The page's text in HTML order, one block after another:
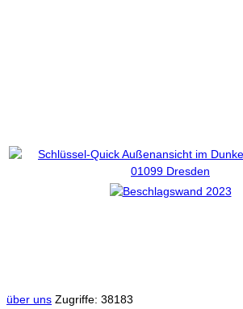
über uns Zugriffe: 38183